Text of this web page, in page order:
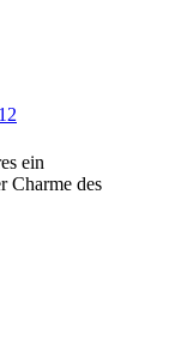
ein
Charme des